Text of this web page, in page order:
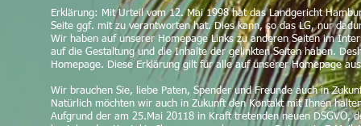
Erklärung: Mit Urteil vom 12. Mai 1998 hat das Landgericht
Seite ggf. mit zu verantworten hat. Dies kann, so das LG, nur
Wir haben auf unserer Homepage Links zu anderen Seiten im
auf die Gestaltung und die Inhalte der gelinkten Seiten haben.
Homepage. Diese Erklärung gilt für alle auf unserer Homepage
Wir brauchen Sie, liebe Paten, Spender und Freunde auch in
Natürlich möchten wir auch in Zukunft den Kontakt mit Ihnen
Aufgrund der am 25.Mai 20118 in Kraft tretenden neuen DSGVO,